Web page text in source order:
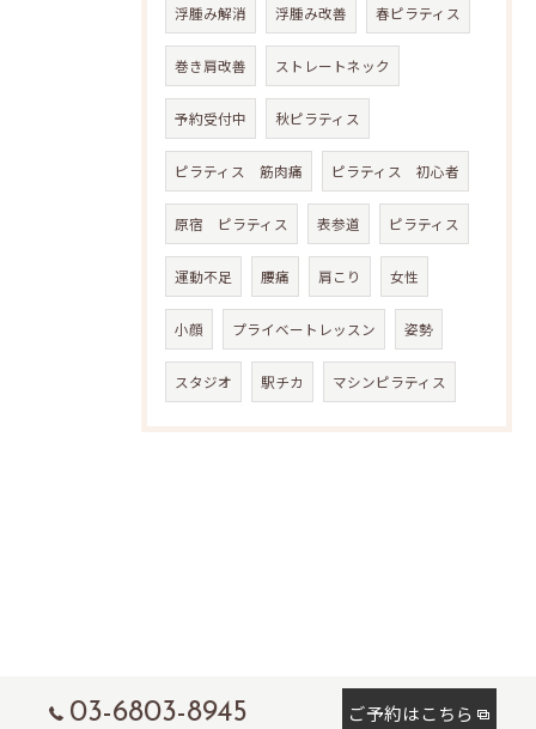
浮腫み解消 浮腫み改善 春ピラティス
巻き肩改善 ストレートネック
予約受付中 秋ピラティス
ピラティス 筋肉痛 ピラティス 初心者
原宿 ピラティス 表参道 ピラティス
運動不足 腰痛 肩こり 女性
小顔 プライベートレッスン 姿勢
スタジオ 駅チカ マシンピラティス
03-6803-8945 ご予約はこちら